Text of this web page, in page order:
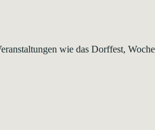
wie das Dorffest,